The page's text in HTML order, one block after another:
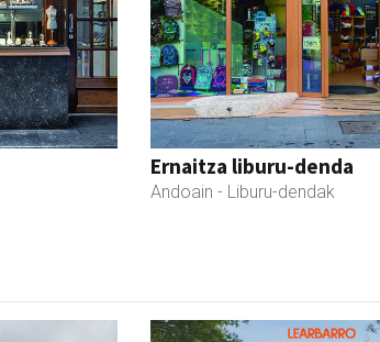
Ernaitza liburu-denda
Andoain - Liburu-dendak